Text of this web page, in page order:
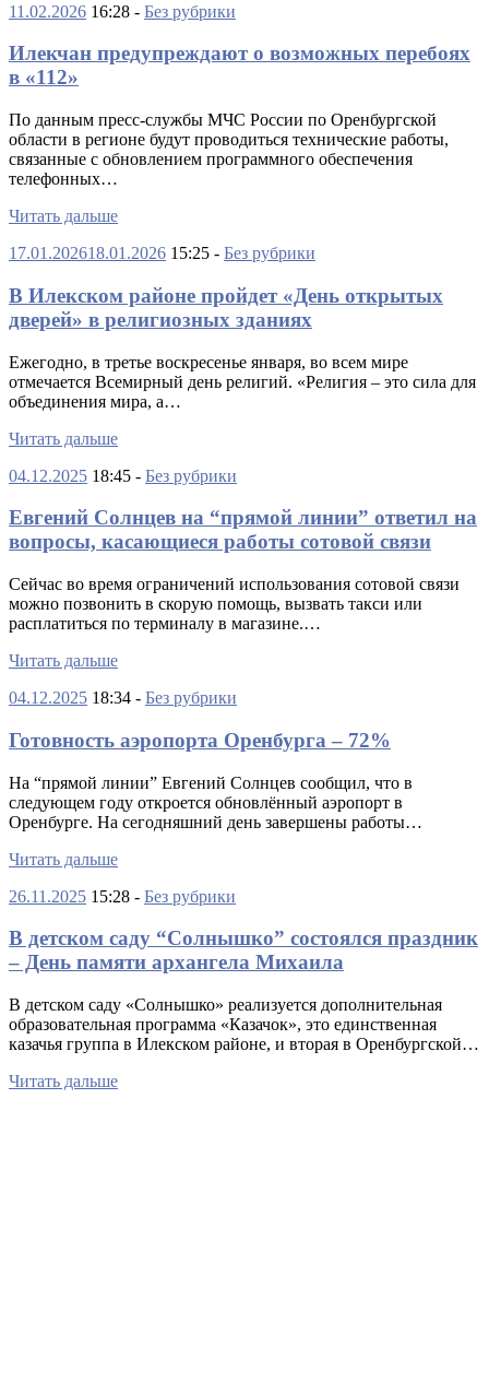
11.02.2026 16:28 - Без рубрики
Илекчан предупреждают о возможных перебоях
в «112»
По данным пресс-службы МЧС России по Оренбургской
области в регионе будут проводиться технические работы,
связанные с обновлением программного обеспечения
телефонных…
Читать дальше
17.01.202618.01.2026 15:25 - Без рубрики
В Илекском районе пройдет «День открытых
дверей» в религиозных зданиях
Ежегодно, в третье воскресенье января, во всем мире
отмечается Всемирный день религий. «Религия – это сила для
объединения мира, а…
Читать дальше
04.12.2025 18:45 - Без рубрики
Евгений Солнцев на “прямой линии” ответил на
вопросы, касающиеся работы сотовой связи
Сейчас во время ограничений использования сотовой связи
можно позвонить в скорую помощь, вызвать такси или
расплатиться по терминалу в магазине.…
Читать дальше
04.12.2025 18:34 - Без рубрики
Готовность аэропорта Оренбурга – 72%
На “прямой линии” Евгений Солнцев сообщил, что в
следующем году откроется обновлённый аэропорт в
Оренбурге. На сегодняшний день завершены работы…
Читать дальше
26.11.2025 15:28 - Без рубрики
В детском саду “Солнышко” состоялся праздник
– День памяти архангела Михаила
В детском саду «Солнышко» реализуется дополнительная
образовательная программа «Казачок», это единственная
казачья группа в Илекском районе, и вторая в Оренбургской…
Читать дальше